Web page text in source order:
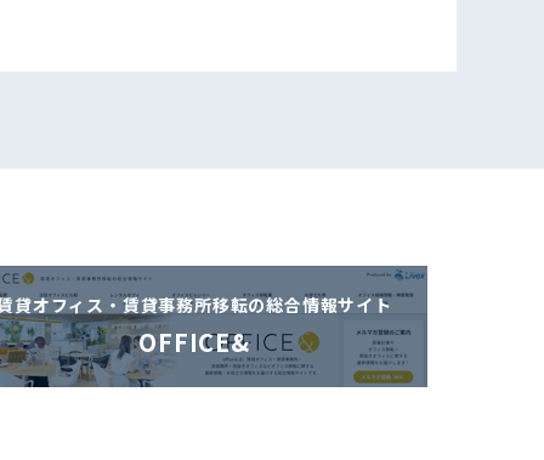
貸オフィス・賃貸事務所移転の総合情報サイト
OFFICE&